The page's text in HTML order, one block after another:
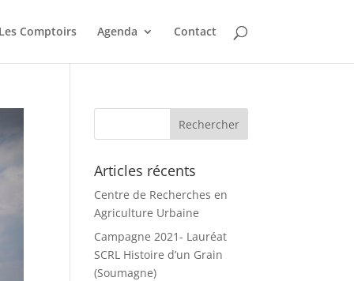
Comptoirs Agenda Contact
Articles récents
Centre de Recherches en
Agriculture Urbaine
Campagne 2021- Lauréat
SCRL Histoire d’un Grain
(Soumagne)